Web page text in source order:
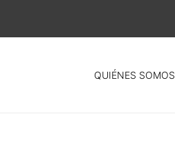
QUIÉNES SOMOS